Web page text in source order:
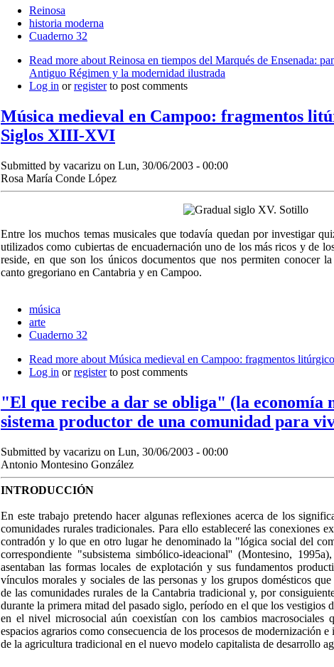
Reinosa
historia moderna
Cuaderno 32
Read more about Reinosa en tiempos del Marqués de Ensenada:
Antiguo Régimen y la modernidad ilustrada
Log in orregisterto post comments
Música medieval en Campoo: fragmentos
Siglos XIII-XVI
Submitted by vacarizu on Lun, 30/06/2003 - 00:00
Rosa María Conde López
Entre los muchos temas musicales que todavía quedan por investigar
utilizados como cubiertas de encuadernación uno de los más ricos y de
reside, en que son los únicos documentos que nos permiten conocer
canto gregoriano en Cantabria y en Campoo.
música
arte
Cuaderno 32
Read more about Música medieval en Campoo: fragmentos
Log in orregisterto post comments
"El que recibe a dar se obliga" (la economía
sistema productor de una comunidad para
Submitted by vacarizu on Lun, 30/06/2003 - 00:00
Antonio Montesino González
INTRODUCCIÓN
En este trabajo pretendo hacer algunas reflexiones acerca de los
comunidades rurales tradicionales. Para ello estableceré las conexiones
contradón y lo que en otro lugar he denominado la "lógica social del
correspondiente "subsistema simbólico-ideacional'' (Montesino,
asentaban las formas locales de explotación y sus fundamentos
vínculos morales y sociales de las personas y los grupos domésticos
de las comunidades rurales de la Cantabria tradicional y, por
durante la primera mitad del pasado siglo, período en el que los vestigios
en el nivel microsocial aún coexistían con los cambios macrosociales
espacios agrarios como consecuencia de los procesos de modernización
de la agricultura tradicional en el nuevo modelo capitalista de desarrollo